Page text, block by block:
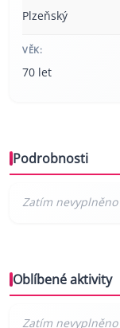
Plzeňský
VĚK:
70 let
Podrobnosti
Oblíbené aktivity